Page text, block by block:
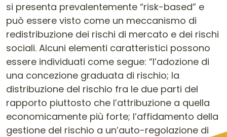
si presenta prevalentemente “risk-based” e
può essere visto come un meccanismo di
redistribuzione dei rischi di mercato e dei rischi
sociali. Alcuni elementi caratteristici possono
essere individuati come segue: “l’adozione di
una concezione graduata di rischio; la
distribuzione del rischio fra le due parti del
rapporto piuttosto che l’attribuzione a quella
economicamente più forte; l’affidamento della
gestione del rischio a un’auto-regolazione di